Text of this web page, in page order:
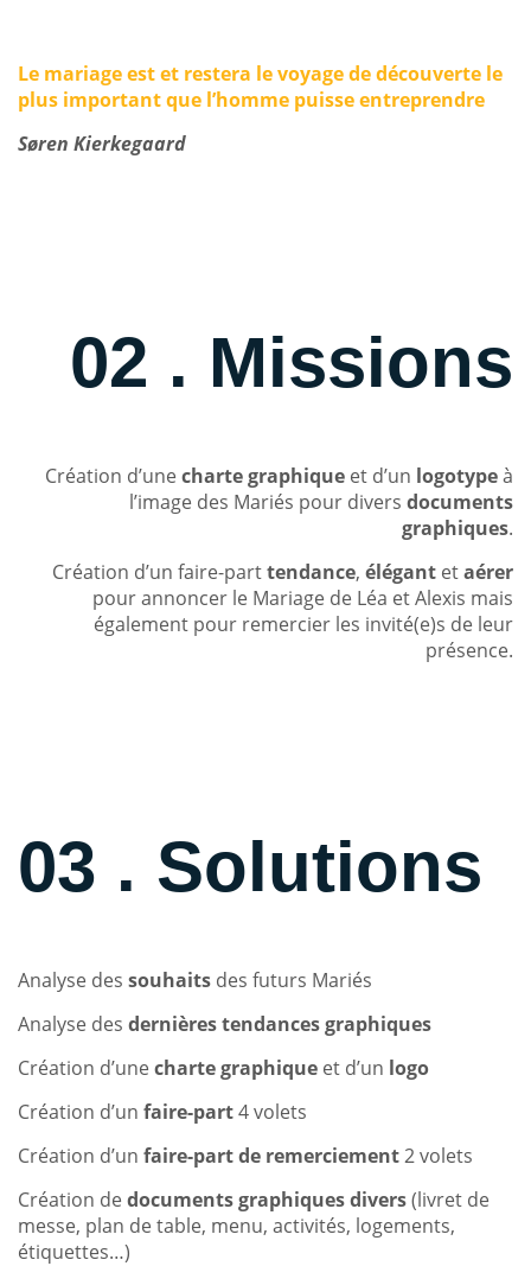
Le mariage est et restera le voyage de découverte le
plus important que l’homme puisse entreprendre
Søren Kierkegaard
02 . Missions
Création d’une charte graphique et d’un logotypeà
l’image des Mariés pour divers documents
graphiques.
Création d’un faire-parttendance, élégant etaérer
pour annoncer le Mariage de Léa et Alexis mais
également pour remercier les invité(e)s de leur
présence.
03 . Solutions
Analyse des souhaits des futurs Mariés
Analyse des dernières tendances graphiques
Création d’une charte graphique et d’un logo
Création d’un faire-part4 volets
Création d’un faire-part de remerciement2 volets
Création de documents graphiques divers(livret de
messe, plan de table, menu, activités, logements,
étiquettes…)